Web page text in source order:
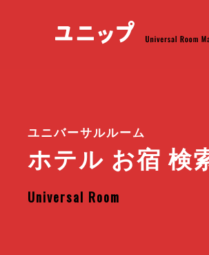
ユニバーサルルーム
ホテル お宿 検
Universal Room